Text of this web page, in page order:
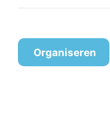
Organiseren